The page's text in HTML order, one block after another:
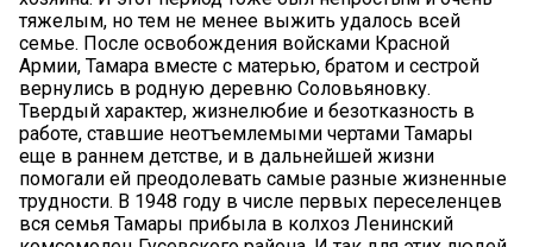
тяжелым, но тем не менее выжить удалось всей
семье. После освобождения войсками Красной
Армии, Тамара вместе с матерью, братом и сестрой
вернулись в родную деревню Соловьяновку.
Твердый характер, жизнелюбие и безотказность в
работе, ставшие неотъемлемыми чертами Тамары
еще в раннем детстве, и в дальнейшей жизни
помогали ей преодолевать самые разные жизненные
трудности. В 1948 году в числе первых переселенцев
вся семья Тамары прибыла в колхоз Ленинский